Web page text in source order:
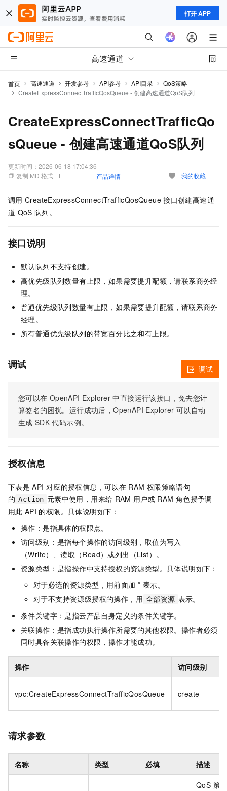
打开 APP
高速通道
首页 高速通道 开发参考 API参考 API目录
QoS策略
CreateExpressConnectTrafficQosQueue - 创建高速通道QoS队列
CreateExpressConnectTrafficQo
sQueue - 创建高速通道QoS队列
更新时间： 2026-06-18 17:04:36
复制 MD 格式
产品详情 我的收藏
调用 CreateExpressConnectTrafficQosQueue 接口创建高速通
道 QoS 队列。
接口说明
默认队列不支持创建。
高优先级队列数量有上限，如果需要提升配额，请联系商务经
理。
普通优先级队列数量有上限，如果需要提升配额，请联系商务
经理。
所有普通优先级队列的带宽百分比之和有上限。
调试
您可以在 OpenAPI Explorer 中直接运行该接口，免去您计
算签名的困扰。运行成功后，OpenAPI Explorer 可以自动
生成 SDK 代码示例。
调试
授权信息
下表是 API 对应的授权信息，可以在 RAM 权限策略语句
的 Action 元素中使用，用来给 RAM 用户或 RAM 角色授予调
用此 API 的权限。具体说明如下：
操作：是指具体的权限点。
访问级别：是指每个操作的访问级别，取值为写入
（Write）、读取（Read）或列出（List）。
资源类型：是指操作中支持授权的资源类型。具体说明如下：
对于必选的资源类型，用前面加 * 表示。
对于不支持资源级授权的操作，用 全部资源 表示。
条件关键字：是指云产品自身定义的条件关键字。
关联操作：是指成功执行操作所需要的其他权限。操作者必须
同时具备关联操作的权限，操作才能成功。
操作 访问级别
vpc:CreateExpressConnectTrafficQosQueue create
请求参数
名称 类型 必填 描述
QoS 策